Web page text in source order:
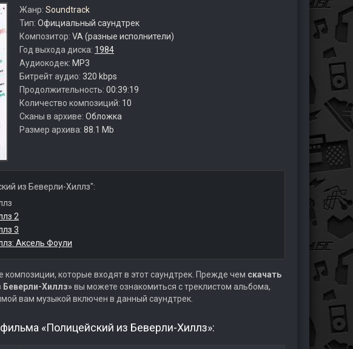
Жанр: Soundtrack
Тип: Официальный саундтрек
Композитор: VA (разные исполнители)
Год выхода диска: 1984
Аудиокодек: MP3
Битрейт аудио: 320 kbps
Продолжительность: 00:39:19
Количество композиций: 10
Сканы в архиве: Обложка
Размер архива: 88.1 Mb
из Беверли-Хиллз":
2
3
Аксель Фоули
которые входят в этот саундтрек. Прежде чем скачать
Беверли-Хиллз»вы можете ознакомиться с треклистом альбома,
вам музыкой включен в данный саундтрек.
«Полицейский из Беверли-Хиллз»: